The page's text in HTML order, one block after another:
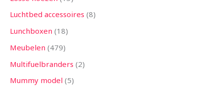
Luchtbed accessoires 8
Lunchboxen 18
Meubelen 479
Multifuelbranders 2
Mummy model 5